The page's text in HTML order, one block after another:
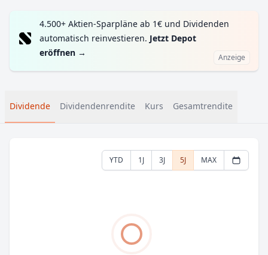
4.500+ Aktien-Sparpläne ab 1€ und Dividenden
automatisch reinvestieren. Jetzt Depot
eröffnen → Anzeige
Dividende Dividendenrendite Kurs Gesamtrendite
YTD 1J 3J 5J MAX